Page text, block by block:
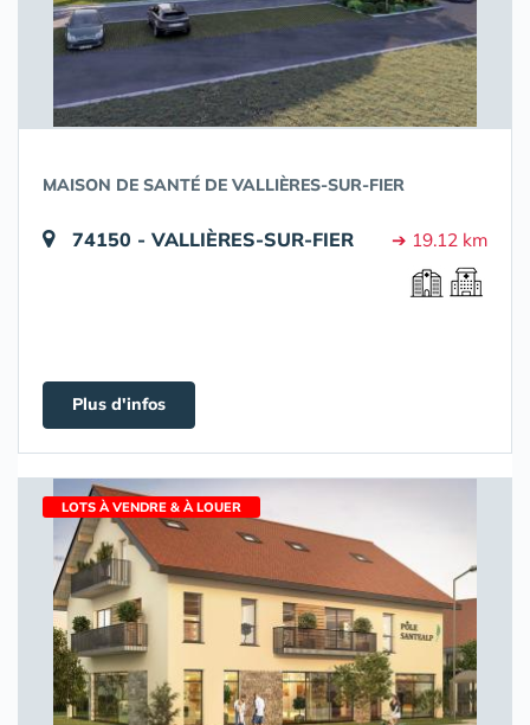
MAISON DE SANTÉ DE VALLIÈRES-SUR-FIER
74150 - VALLIÈRES-SUR-FIER ➔ 19.12 km
Plus d'infos
LOTS À VENDRE & À LOUER